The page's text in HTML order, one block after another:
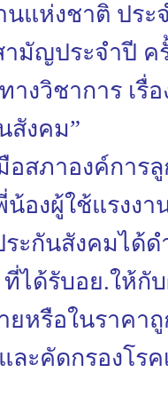
นแห่งชาติ ประ
มัญประจำปี ค
งวิชาการ เรื่
สังคม”
อสภาองค์การ
องผู้ใช้แรงง
ะกันสังคมได้
ได้รับอย.ให้กั
ยหรือในราคา
ละคัดกรองโร